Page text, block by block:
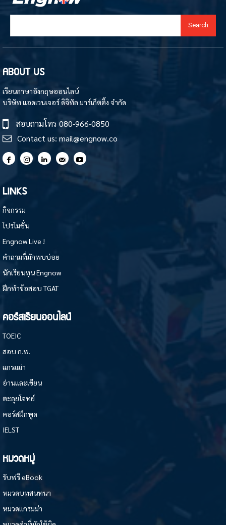
Search
ABOUT US
เรียนภาษาอังกฤษออนไลน์
บริษัท แอดเวนเจอร์ ดิจิทัล มาร์เก็ตติ้ง จำกัด
สอบถามโทร 080-966-0850
Contact us: mail@engnow.co
LINKS
กิจกรรม
โปรโมชั่น
Engnow Live !
คำถามที่มักพบบ่อย
นักเรียนทุน Engnow
ฝึกทำข้อสอบ TGAT
คอร์สเรียนออนไลน์
TOEIC
สอบ ก.พ.
แกรมม่า
อ่านและเขียน
ตะลุยโจทย์
คอร์สฝึกพูด
IELST
หมวดหมู่
รับฟรี eBook
หมวดบทสนทนา
หมวดแกรมม่า